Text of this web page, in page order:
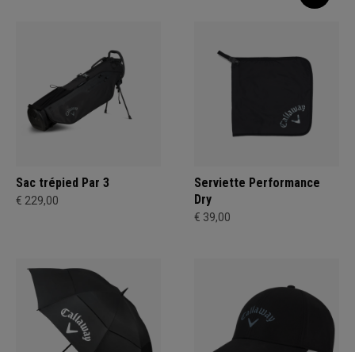
Sac trépied Par 3
€ 229,00
Serviette Performance
Dry
€ 39,00